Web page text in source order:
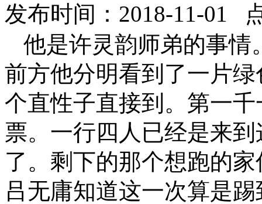
发布时间：2018-11-01
他是许灵韵师弟的事情
前方他分明看到了一片
个直性子直接到。第一
票。一行四人已经是来
了。剩下的那个想跑的
吕无庸知道这一次算是